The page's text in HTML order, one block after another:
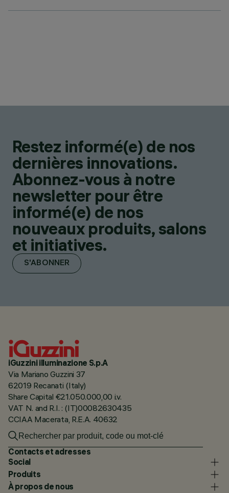
Restez informé(e) de nos
dernières innovations.
Abonnez-vous à notre
newsletter pour être
informé(e) de nos
nouveaux produits, salons
et initiatives.
S'ABONNER
iGuzzini illuminazione S.p.A
Via Mariano Guzzini 37
62019 Recanati (Italy)
Share Capital €21.050.000,00 i.v.
VAT N. and R.I. : (IT)00082630435
CCIAA Macerata, R.E.A. 40632
Contacts et adresses
Social
Produits
À propos de nous